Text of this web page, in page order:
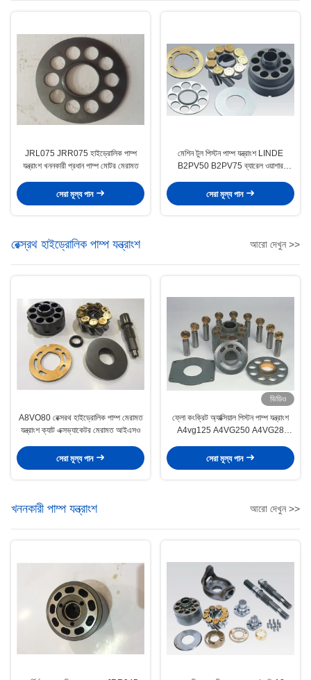
JRL075 JRR075 হাইড্রোলিক পাম্প
যন্ত্রাংশ খননকারী প্রধান পাম্প মোটর মেরামত
সেরা মূল্য পান
মেশিন টুল পিস্টন পাম্প যন্ত্রাংশ LINDE
B2PV50 B2PV75 ব্যারেল ওয়াশার
সেরা মূল্য পান
রেক্স্রথ হাইড্রোলিক পাম্প যন্ত্রাংশ আরো দেখুন >>
A8VO80 রেক্সরথ হাইড্রোলিক পাম্প মেরামত
যন্ত্রাংশ ক্যাট এক্সভ্যাকেটর মেরামত আইএসও
সেরা মূল্য পান
ভিডিও
ফ্লো কংক্রিট অ্যাক্সিয়াল পিস্টন পাম্প যন্ত্রাংশ
A4vg125 A4VG250 A4VG28
সেরা মূল্য পান
খননকারী পাম্প যন্ত্রাংশ আরো দেখুন >>